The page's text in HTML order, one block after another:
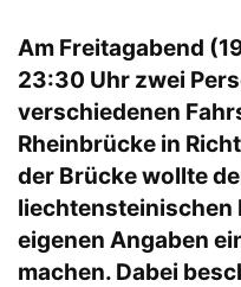
Am Freitagabend
23:30 Uhr zwei
verschiedenen
Rheinbrücke in
der Brücke wollte
liechtensteinischen
eigenen Angaben
machen. Dabei